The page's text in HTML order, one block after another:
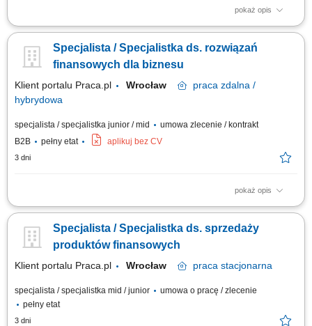
pokaż opis
Analiza potrzeb finansowych klientów indywidualnych oraz sektora MŚP i
klientów oraz budowanie długoterminowych relacji biznesowych;
Sprzedaż produktów i usług bankowych, w tym funduszy inwestycyjnych;
Specjalista / Specjalistka ds. rozwiązań
finansowych dla biznesu
Klient portalu Praca.pl Wrocław praca zdalna /
hybrydowa
specjalista / specjalistka junior / mid
umowa zlecenie / kontrakt
B2B
pełny etat aplikuj bez CV
3 dni
pokaż opis
Samodzielne docieranie do sektora przedsiębiorstw i doradztwo w
kompetencji doradczych zmierzający do samodzielnego zarządzania
pełnym portfolio usług bankowych. Prowadzenie rozmów handlowych
Specjalista / Specjalistka ds. sprzedaży
produktów finansowych
Klient portalu Praca.pl Wrocław praca stacjonarna
specjalista / specjalistka mid / junior
umowa o pracę / zlecenie
pełny etat
3 dni